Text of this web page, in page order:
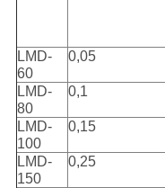
LMD-
60
0,05
LMD-
80
0,1
LMD-
100
0,15
LMD-
150
0,25